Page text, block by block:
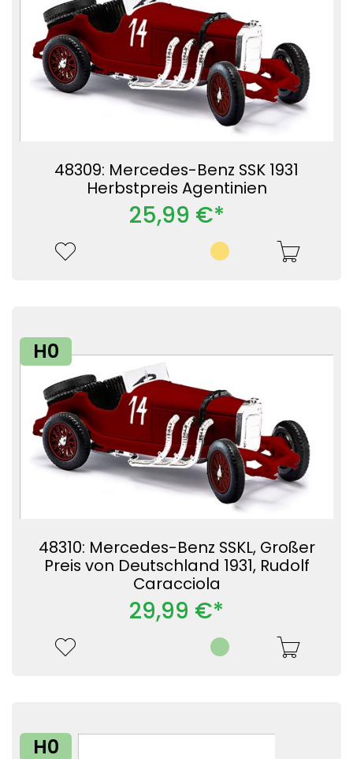
48309: Mercedes-Benz SSK 1931
Herbstpreis Agentinien
25,99 €*
H0
48310: Mercedes-Benz SSKL, Großer
Preis von Deutschland 1931, Rudolf
Caracciola
29,99 €*
H0